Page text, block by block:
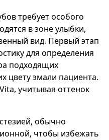
требует особого
в зоне улыбки,
вид. Первый этап
для определения
подходящих
цвету эмали пациента.
учитывая оттенок
обычно
чтобы избежать